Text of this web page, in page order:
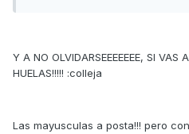
Y A NO OLVIDARSEEEEEEE, SI VAS
HUELAS!!!!! :colleja
Las mayusculas a posta!!! pero